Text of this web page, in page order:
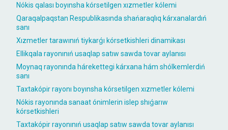
Nókis qalası boyınsha kórsetilgen xızmetler kólemi
Qaraqalpaqstan Respublikasında shańaraqlıq kárxanalardıń
sanı
Xızmetler tarawınıń tiykarǵı kórsetkishleri dinamikası
Ellikqala rayonınıń usaqlap satıw sawda tovar aylanısı
Moynaq rayonında hárekettegi kárxana hám shólkemlerdiń
sanı
Taxtakópir rayonı boyınsha kórsetilgen xızmetler kólemi
Nókis rayonında sanaat ónimlerin islep shıǵarıw
kórsetkishleri
Taxtakópir rayonınıń usaqlap satıw sawda tovar aylanısı